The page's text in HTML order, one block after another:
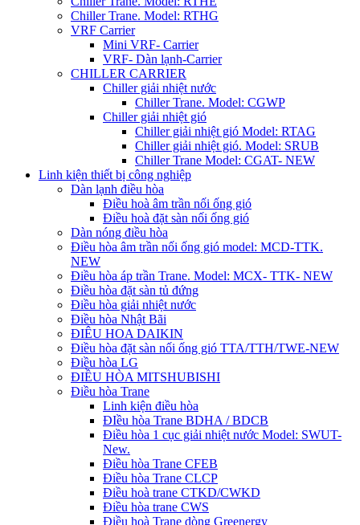
Chiller Trane. Model: RTHG
VRF Carrier
Mini VRF- Carrier
VRF- Dàn lạnh-Carrier
CHILLER CARRIER
Chiller giải nhiệt nước
Chiller Trane. Model: CGWP
Chiller giải nhiệt gió
Chiller giải nhiệt gió Model: RTAG
Chiller giải nhiệt gió. Model: SRUB
Chiller Trane Model: CGAT- NEW
Linh kiện thiết bị công nghiệp
Dàn lạnh điều hòa
Điều hoà âm trần nối ống gió
Điều hoà đặt sàn nối ống gió
Dàn nóng điều hòa
Điều hòa âm trần nối ống gió model: MCD-TTK.
NEW
Điều hòa áp trần Trane. Model: MCX- TTK- NEW
Điều hòa đặt sàn tủ đứng
Điều hòa giải nhiệt nước
Điều hòa Nhật Bãi
ĐIÊU HOA DAIKIN
Điều hòa đặt sàn nối ống gió TTA/TTH/TWE-NEW
Điều hòa LG
ĐIỀU HÒA MITSHUBISHI
Điều hòa Trane
Linh kiện điều hòa
ĐIều hòa Trane BDHA / BDCB
Điều hòa 1 cục giải nhiệt nước Model: SWUT-
New.
Điều hòa Trane CFEB
Điều hòa Trane CLCP
Điều hoà trane CTKD/CWKD
Điều hòa trane CWS
Điều hoà Trane dòng Greenergy